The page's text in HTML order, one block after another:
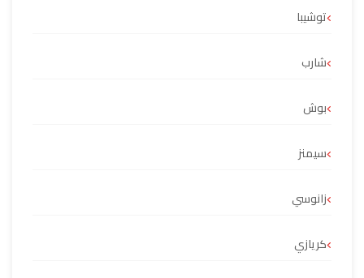
توشيبا
شارب
بوش
سيمنز
زانوسي
كريازي